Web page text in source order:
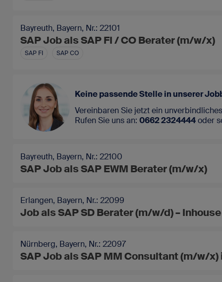
Bayreuth, Bayern, Nr.: 22101
SAP Job als SAP FI / CO Berater (m/w/x)
SAP FI SAP CO
Keine passende Stelle in unserer
Vereinbaren Sie jetzt ein
Rufen Sie uns an: 0662 2324444oder
Bayreuth, Bayern, Nr.: 22100
SAP Job als SAP EWM Berater (m/w/x)
Erlangen, Bayern, Nr.: 22099
Job als SAP SD Berater (m/w/d) –
Nürnberg, Bayern, Nr.: 22097
SAP Job als SAP MM Consultant (m/w/